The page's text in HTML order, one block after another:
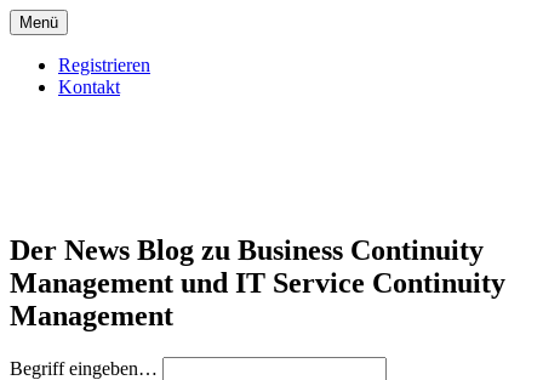
Menü
Registrieren
Kontakt
Der News Blog zu Business Continuity
Management und IT Service Continuity
Management
Begriff eingeben…